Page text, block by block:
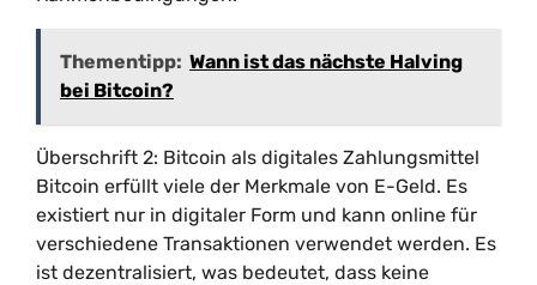
Thementipp: Wann ist das nächste Halving
bei Bitcoin?
Überschrift 2: Bitcoin als digitales Zahlungsmittel
Bitcoin erfüllt viele der Merkmale von E-Geld. Es
existiert nur in digitaler Form und kann online für
verschiedene Transaktionen verwendet werden. Es
ist dezentralisiert, was bedeutet, dass keine